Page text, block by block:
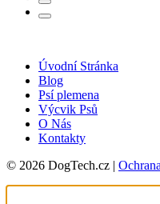
Úvodní Stránka
Blog
Psí plemena
Výcvik Psů
O Nás
Kontakty
© 2026 DogTech.cz |